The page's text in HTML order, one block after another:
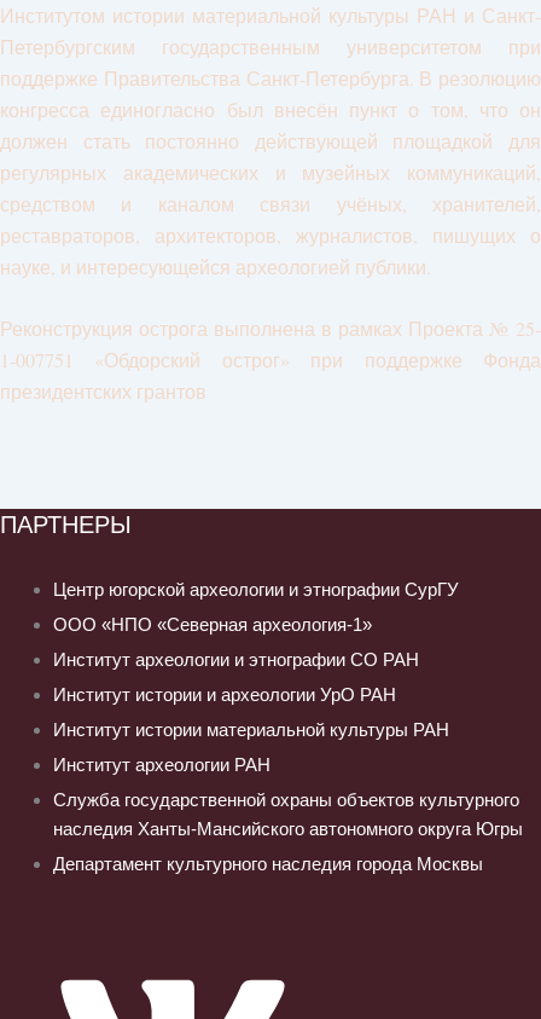
Институтом истории материальной культуры РАН и Санкт-
Петербургским государственным университетом при
поддержке Правительства Санкт-Петербурга. В резолюцию
конгресса единогласно был внесён пункт о том, что он
должен стать постоянно действующей площадкой для
регулярных академических и музейных коммуникаций,
средством и каналом связи учёных, хранителей,
реставраторов, архитекторов, журналистов, пишущих о
науке, и интересующейся археологией публики.
Реконструкция острога выполнена в рамках Проекта № 25-
1-007751 «Обдорский острог» при поддержке Фонда
президентских грантов
ПАРТНЕРЫ
Центр югорской археологии и этнографии СурГУ
ООО «НПО «Северная археология-1»
Институт археологии и этнографии СО РАН
Институт истории и археологии УрО РАН
Институт истории материальной культуры РАН
Институт археологии РАН
Служба государственной охраны объектов культурного
наследия Ханты-Мансийского автономного округа Югры
Департамент культурного наследия города Москвы